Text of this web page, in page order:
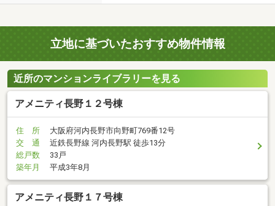
立地に基づいたおすすめ物件情報
近所のマンションライブラリーを見る
アメニティ長野１２号棟
住 所
大阪府河内長野市向野町769番12号
交 通
近鉄長野線 河内長野駅 徒歩13分
総戸数
33戸
築年月
平成3年8月
アメニティ長野１７号棟